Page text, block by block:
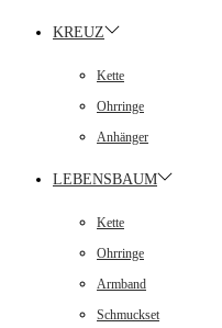
KREUZ
Kette
Ohrringe
Anhänger
LEBENSBAUM
Kette
Ohrringe
Armband
Schmuckset